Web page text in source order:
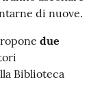
di nuove.
due
Biblioteca